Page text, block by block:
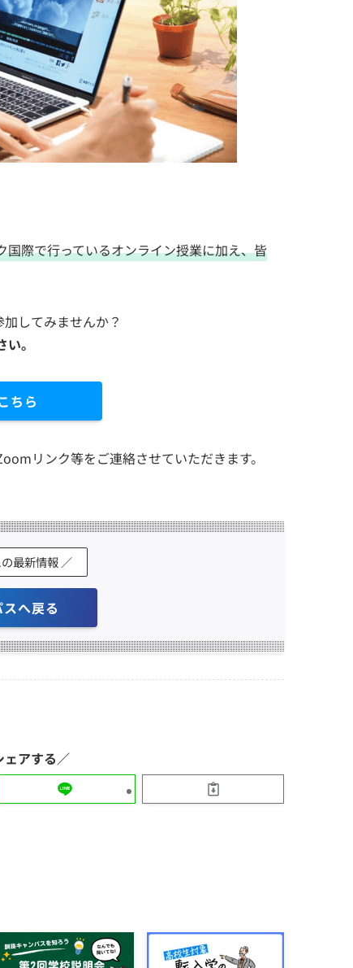
際で行っているオンライン授業に加え、皆
してみませんか？
。
ちら
リンク等をご連絡させていただきます。
最新情報 ／
へ戻る